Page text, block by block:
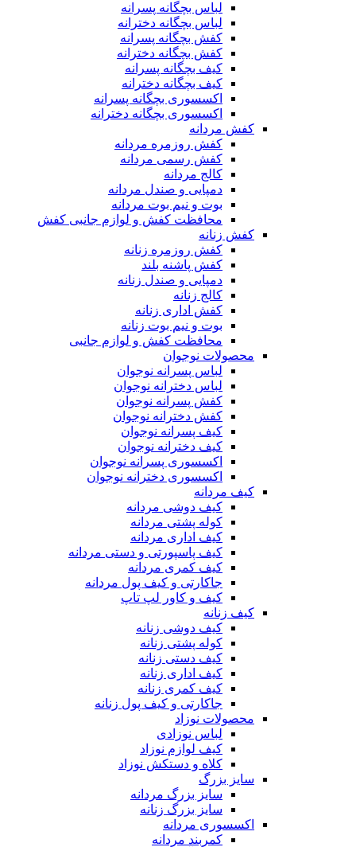
لباس بچگانه پسرانه
لباس بچگانه دخترانه
کفش بچگانه پسرانه
کفش بچگانه دخترانه
کیف بچگانه پسرانه
کیف بچگانه دخترانه
اکسسوری بچگانه پسرانه
اکسسوری بچگانه دخترانه
کفش مردانه
کفش روزمره مردانه
کفش رسمی مردانه
کالج مردانه
دمپایی و صندل مردانه
بوت و نیم بوت مردانه
محافظت کفش و لوازم جانبی کفش
کفش زنانه
کفش روزمره زنانه
کفش پاشنه بلند
دمپایی و صندل زنانه
کالج زنانه
کفش اداری زنانه
بوت و نیم بوت زنانه
محافظت کفش و لوازم جانبی
محصولات نوجوان
لباس پسرانه نوجوان
لباس دخترانه نوجوان
کفش پسرانه نوجوان
کفش دخترانه نوجوان
کیف پسرانه نوجوان
کیف دخترانه نوجوان
اکسسوری پسرانه نوجوان
اکسسوری دخترانه نوجوان
کیف مردانه
کیف دوشی مردانه
کوله پشتی مردانه
کیف اداری مردانه
کیف پاسپورتی و دستی مردانه
کیف کمری مردانه
جاکارتی و کیف پول مردانه
کیف و کاور لپ تاپ
کیف زنانه
کیف دوشی زنانه
کوله پشتی زنانه
کیف دستی زنانه
کیف اداری زنانه
کیف کمری زنانه
جاکارتی و کیف پول زنانه
محصولات نوزاد
لباس نوزادی
کیف لوازم نوزاد
کلاه و دستکش نوزاد
سایز بزرگ
سایز بزرگ مردانه
سایز بزرگ زنانه
اکسسوری مردانه
کمربند مردانه